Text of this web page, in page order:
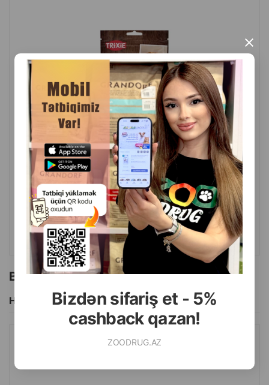
Bizdən sifariş et - 5%
cashback qazan!
ZOODRUG.AZ
×
( Rəylər)
Çəki Qiymət
Almaq
1 ədəd
7.00
ALMAQ
Bu brendin başqa məhsulları
Hamısını Gör
KOMPLEKS QIDA ƏLAVƏSI CANVIT CHONDRO MAXI ÇƏKISI 25